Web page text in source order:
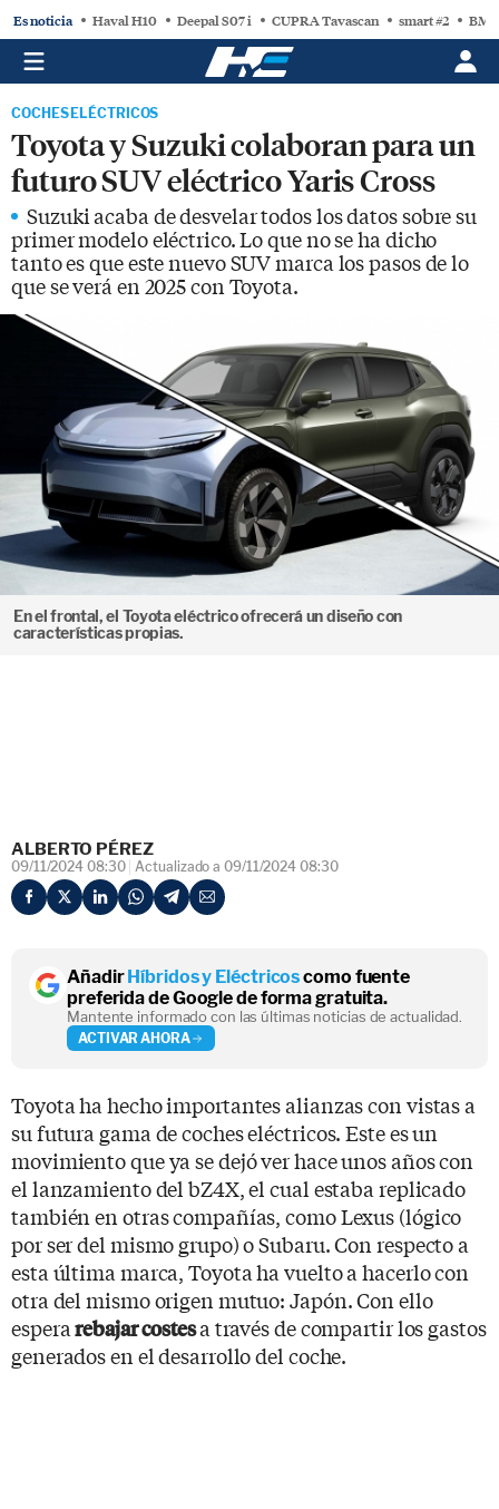
Es noticia Haval H10 Deepal S07 i CUPRA Tavascan smart #2
COCHES ELÉCTRICOS
Toyota y Suzuki colaboran para un
futuro SUV eléctrico Yaris Cross
Suzuki acaba de desvelar todos los datos sobre su
primer modelo eléctrico. Lo que no se ha dicho
tanto es que este nuevo SUV marca los pasos de lo
que se verá en 2025 con Toyota.
En el frontal, el Toyota eléctrico ofrecerá un diseño con
características propias.
ALBERTO PÉREZ
09/11/2024 08:30 Actualizado a 09/11/2024 08:30
AñadirHíbridos y Eléctricoscomo fuente
preferida de Google de forma gratuita.
Mantente informado con las últimas noticias de actualidad.
ACTIVAR AHORA
Toyota ha hecho importantes alianzas con vistas a
su futura gama de coches eléctricos. Este es un
movimiento que ya se dejó ver hace unos años con
el lanzamiento del bZ4X, el cual estaba replicado
también en otras compañías, como Lexus (lógico
por ser del mismo grupo) o Subaru. Con respecto a
esta última marca, Toyota ha vuelto a hacerlo con
otra del mismo origen mutuo: Japón. Con ello
esperarebajar costesa través de compartir los gastos
generados en el desarrollo del coche.